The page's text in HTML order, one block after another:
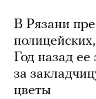
В Рязани
Год назад
за
цветы